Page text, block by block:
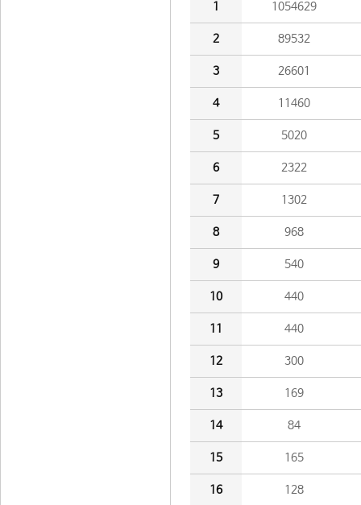
1 1054629
2 89532
3 26601
4 11460
5 5020
6 2322
7 1302
8 968
9 540
10 440
11 440
12 300
13 169
14 84
15 165
16 128